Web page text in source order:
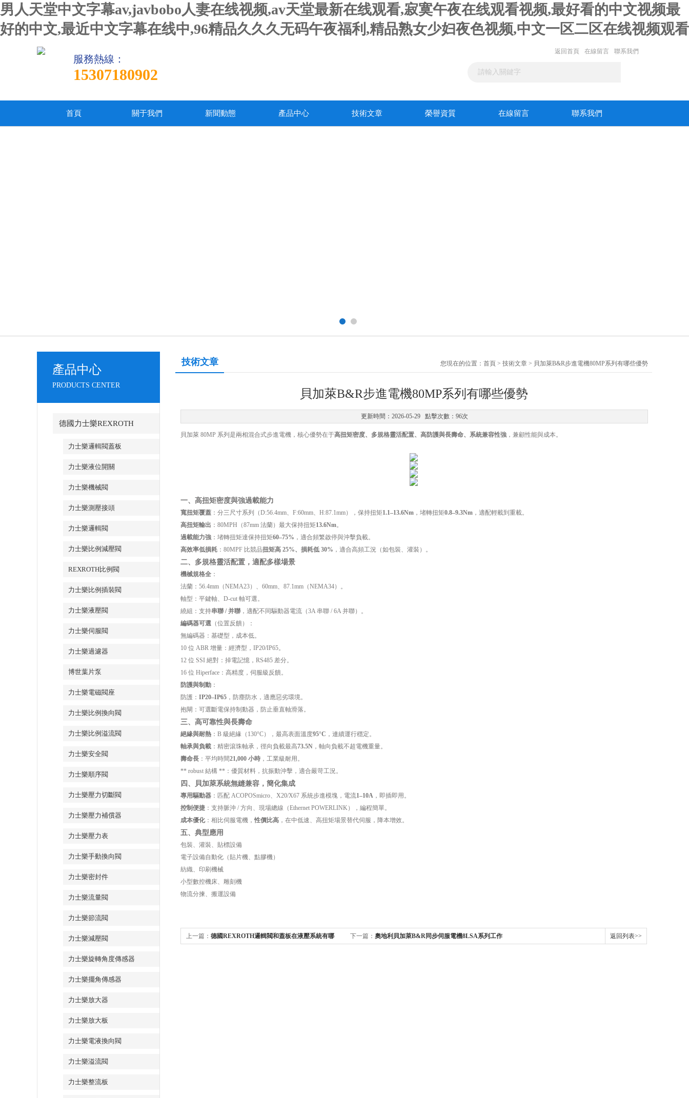
男人天堂中文字幕av,javbobo人妻在线视频,av天堂最新在线观看,寂寞午夜在线观看视频,最好看的中文视频最
好的中文,最近中文字幕在线中,96精品久久久无码午夜福利,精品熟女少妇夜色视频,中文一区二区在线视频观看
服務熱線：
15307180902
返回首頁 在線留言 聯系我們
首頁 關于我們 新聞動態 產品中心 技術文章 榮譽資質 在線留言 聯系我們
產品中心
PRODUCTS CENTER
德國力士樂REXROTH
力士樂邏輯閥蓋板
力士樂液位開關
力士樂機械閥
力士樂測壓接頭
力士樂邏輯閥
力士樂比例減壓閥
REXROTH比例閥
力士樂比例插裝閥
力士樂液壓閥
力士樂伺服閥
力士樂過濾器
博世葉片泵
力士樂電磁閥座
力士樂比例換向閥
力士樂比例溢流閥
力士樂安全閥
力士樂順序閥
力士樂壓力切斷閥
力士樂壓力補償器
力士樂壓力表
力士樂手動換向閥
力士樂密封件
力士樂流量閥
力士樂節流閥
力士樂減壓閥
力士樂旋轉角度傳感器
力士樂擺角傳感器
力士樂放大器
力士樂放大板
力士樂電液換向閥
力士樂溢流閥
力士樂整流板
技術文章 您現在的位置： 首頁 > 技術文章 > 貝加萊B&R步進電機80MP系列有哪些優勢
貝加萊B&R步進電機80MP系列有哪些優勢
更新時間：2026-05-29 點擊次數：96次
貝加萊 80MP 系列是兩相混合式步進電機，核心優勢在于高扭矩密度、多規格靈活配置、高防護與長壽命、系統兼容性強 ，兼顧性能與成本。
一、高扭矩密度與強過載能力
寬扭矩覆蓋 ：分三尺寸系列（D:56.4mm、F:60mm、H:87.1mm），保持扭矩1.1–13.6Nm ，堵轉扭矩0.8–9.3Nm ，適配輕載到重載。
高扭矩輸出 ：80MPH（87mm 法蘭）最大保持扭矩13.6Nm。
過載能力強 ：堵轉扭矩達保持扭矩60–75% ，適合頻繁啟停與沖擊負載。
高效率低損耗 ：80MPF 比競品扭矩高 25%、損耗低 30% ，適合高頻工況（如包裝、灌裝）。
二、多規格靈活配置，適配多樣場景
機械規格全 ：
法蘭：56.4mm（NEMA23）、60mm、87.1mm（NEMA34）。
軸型：平鍵軸、D-cut 軸可選。
繞組：支持串聯 / 并聯 ，適配不同驅動器電流（3A 串聯 / 6A 并聯）。
編碼器可選 （位置反饋）：
無編碼器：基礎型，成本低。
10 位 ABR 增量：經濟型，IP20/IP65。
12 位 SSI 絕對：掉電記憶，RS485 差分。
16 位 Hiperface：高精度，伺服級反饋。
防護與制動 ：
防護： IP20–IP65 ，防塵防水，適應惡劣環境。
抱閘：可選斷電保持制動器，防止垂直軸滑落。
三、高可靠性與長壽命
絕緣與耐熱 ：B 級絕緣（130°C），最高表面溫度95°C ，連續運行穩定。
軸承與負載 ：精密滾珠軸承，徑向負載最高73.5N ，軸向負載不超電機重量。
壽命長 ：平均時間21,000 小時 ，工業級耐用。
** robust 結構 **：優質材料，抗振動沖擊，適合嚴苛工況。
四、貝加萊系統無縫兼容，簡化集成
專用驅動器 ：匹配 ACOPOSmicro、X20/X67 系統步進模塊，電流1–10A ，即插即用。
控制便捷 ：支持脈沖 / 方向、現場總線（Ethernet POWERLINK），編程簡單。
成本優化：相比伺服電機，性價比高 ，在中低速、高扭矩場景替代伺服，降本增效。
五、典型應用
包裝、灌裝、貼標設備
電子設備自動化（貼片機、點膠機）
紡織、印刷機械
小型數控機床、雕刻機
物流分揀、搬運設備
上一篇： 德國REXROTH邏輯閥和蓋板在液壓系統有哪 下一篇： 奧地利貝加萊B&R同步伺服電機8LSA系列工作 返回列表>>